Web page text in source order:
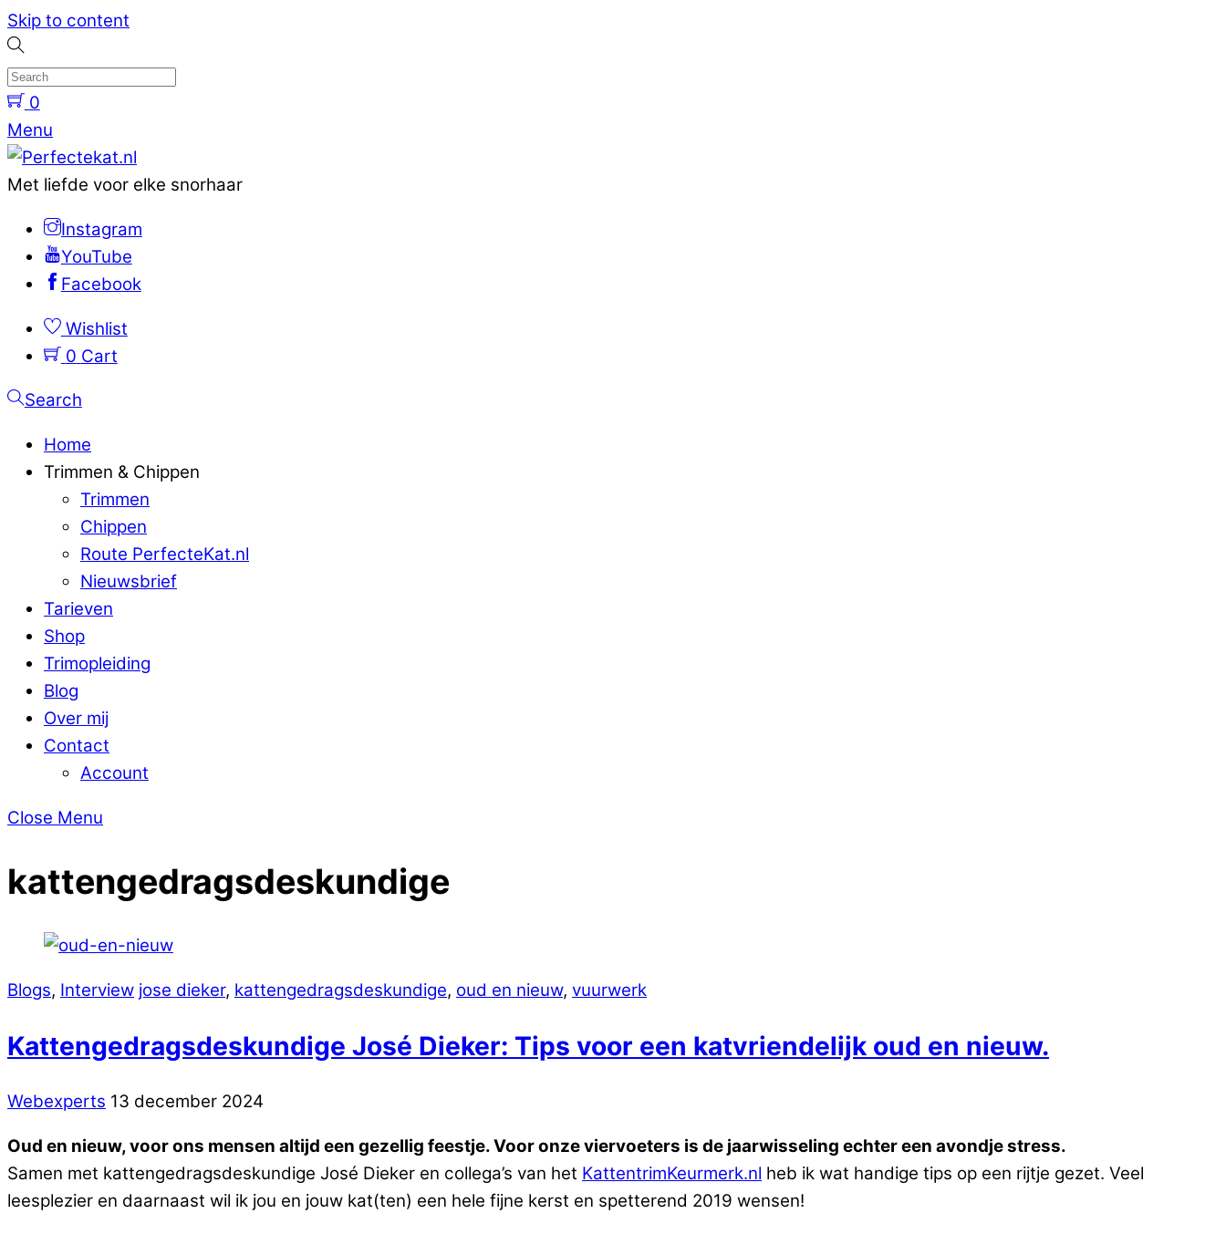
Skip to content
0
Menu
Met liefde voor elke snorhaar
Instagram
YouTube
Facebook
Wishlist
0 Cart
Search
Home
Trimmen & Chippen
Trimmen
Chippen
Route PerfecteKat.nl
Nieuwsbrief
Tarieven
Shop
Trimopleiding
Blog
Over mij
Contact
Account
Close Menu
kattengedragsdeskundige
Blogs, Interview jose dieker, kattengedragsdeskundige, oud en nieuw, vuurwerk
Kattengedragsdeskundige José Dieker: Tips voor een katvriendelijk oud en nieuw.
Webexperts 13 december 2024
Oud en nieuw, voor ons mensen altijd een gezellig feestje. Voor onze viervoeters is de jaarwisseling echter een avondje stress.
Samen met kattengedragsdeskundige José Dieker en collega’s van het KattentrimKeurmerk.nl heb ik wat handige tips op een rijtje gezet. Veel
leesplezier en daarnaast wil ik jou en jouw kat(ten) een hele fijne kerst en spetterend 2019 wensen!